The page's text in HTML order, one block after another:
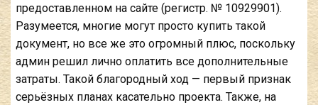
предоставленном на сайте (регистр. № 10929901).
Разумеется, многие могут просто купить такой
документ, но все же это огромный плюс, поскольку
админ решил лично оплатить все дополнительные
затраты. Такой благородный ход — первый признак
серьёзных планах касательно проекта. Также, на